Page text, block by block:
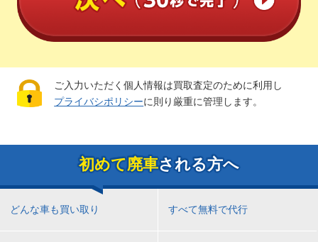
ご入力いただく個人情報は買取査定のために利用し
プライバシポリシーに則り厳重に管理します。
初めて廃車される方へ
どんな車も買い取り すべて無料で代行